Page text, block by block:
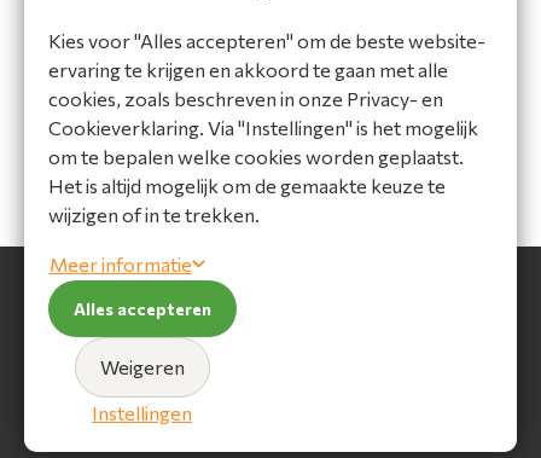
Vergelijk Vergelijk
Kies voor "Alles accepteren" om de beste website-
ervaring te krijgen en akkoord te gaan met alle
cookies, zoals beschreven in onze Privacy- en
Cookieverklaring. Via "Instellingen" is het mogelijk
om te bepalen welke cookies worden geplaatst.
Het is altijd mogelijk om de gemaakte keuze te
wijzigen of in te trekken.
Meer informatie
Instellingen
Weigeren
Alles accepteren